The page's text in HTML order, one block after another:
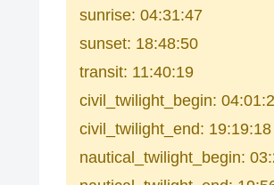
sunrise: 04:31:47
sunset: 18:48:50
transit: 11:40:19
civil_twilight_begin:
civil_twilight_end: 19:19:18
nautical_twilight_begin: